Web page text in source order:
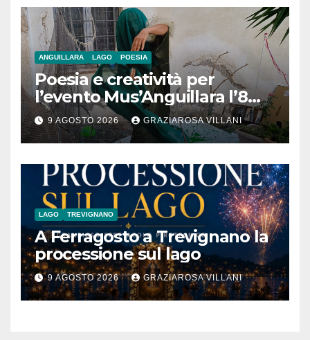
ANGUILLARA LAGO POESIA
Poesia e creatività per
l’evento Mus’Anguillara l’8
agosto 2026 al Museo
Contadino
9 AGOSTO 2026 GRAZIAROSA VILLANI
LAGO TREVIGNANO
A Ferragosto a Trevignano la
processione sul lago
9 AGOSTO 2026 GRAZIAROSA VILLANI